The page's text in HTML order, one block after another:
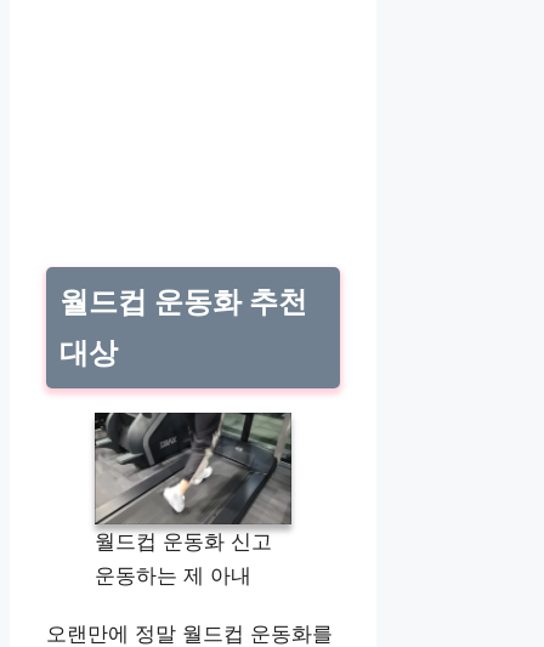
월드컵 운동화 추천
대상
월드컵 운동화 신고
운동하는 제 아내
오랜만에 정말 월드컵 운동화를